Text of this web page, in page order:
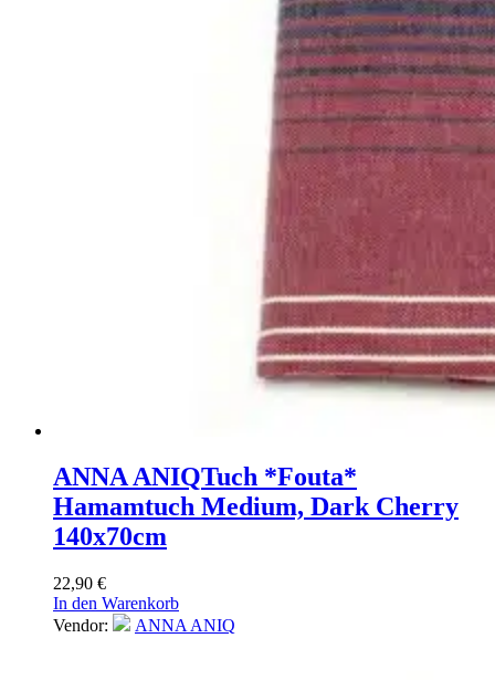
ANNA ANIQTuch *Fouta*
Hamamtuch Medium, Dark Cherry
140x70cm
22,90 €
In den Warenkorb
Vendor:
ANNA ANIQ